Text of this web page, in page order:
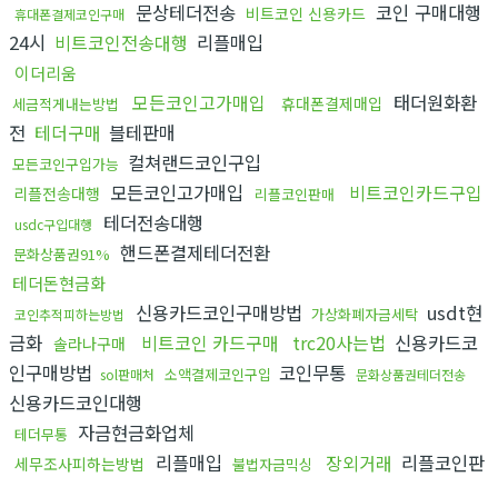
휴대폰결제코인구매 문상테더전송 비트코인 신용카드 코인 구매대행
24시 비트코인전송대행 리플매입
이더리움
세금적게내는방법 모든코인고가매입 휴대폰결제매입
태더원화환
전 테더구매 블테판매
모든코인구입가능 컬쳐랜드코인구입
리플전송대행 모든코인고가매입 리플코인판매 비트코인카드구입
usdc구입대행 테더전송대행
문화상품권91% 핸드폰결제테더전환
테더돈현금화
코인추적피하는방법 신용카드코인구매방법 가상화폐자금세탁 usdt현
금화 솔라나구매 비트코인 카드구매 trc20사는법 신용카드코
인구매방법 sol판매처 소액결제코인구입 코인무통 문화상품권테더전송
신용카드코인대행
테더무통 자금현금화업체
세무조사피하는방법 리플매입 불법자금믹싱 장외거래 리플코인판